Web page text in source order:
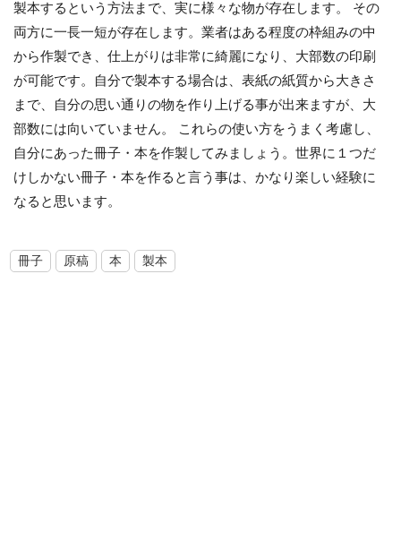
製本するという方法まで、実に様々な物が存在します。 その
両方に一長一短が存在します。業者はある程度の枠組みの中
から作製でき、仕上がりは非常に綺麗になり、大部数の印刷
が可能です。自分で製本する場合は、表紙の紙質から大きさ
まで、自分の思い通りの物を作り上げる事が出来ますが、大
部数には向いていません。 これらの使い方をうまく考慮し、
自分にあった冊子・本を作製してみましょう。世界に１つだ
けしかない冊子・本を作ると言う事は、かなり楽しい経験に
なると思います。
冊子 原稿 本 製本